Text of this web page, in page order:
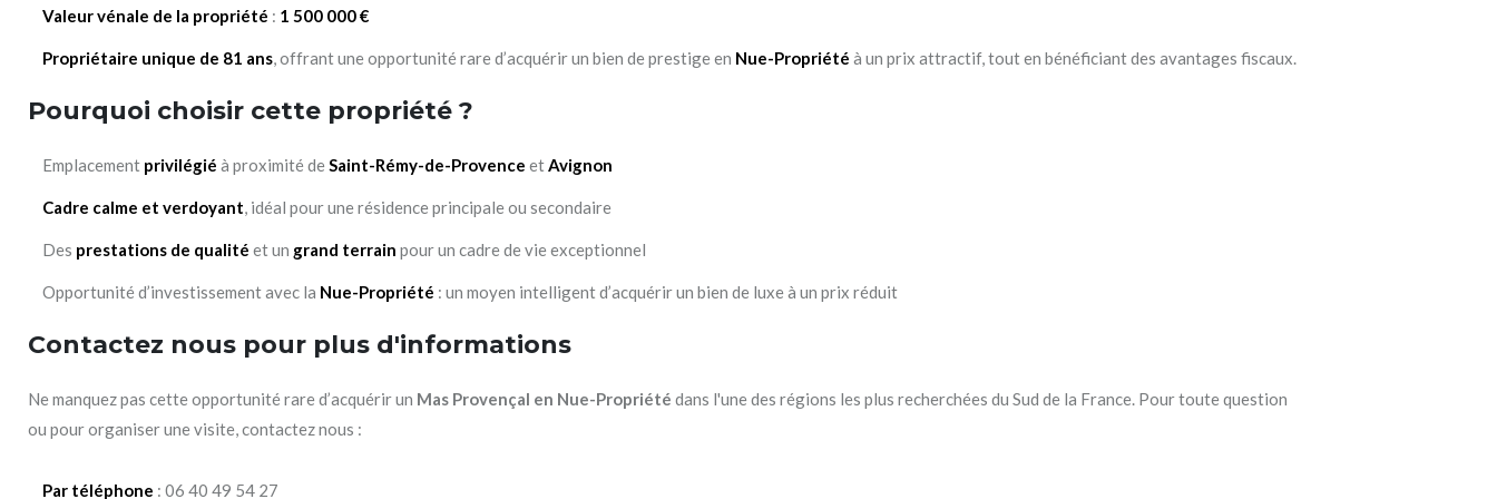
Valeur vénale de la propriété : 1 500 000 €
Propriétaire unique de 81 ans, offrant une opportunité rare d’acquérir un bien de prestige en Nue-Propriété à un prix attractif, tout en bénéficiant des avantages fiscaux.
Pourquoi choisir cette propriété ?
Emplacement privilégié à proximité deSaint-Rémy-de-Provence etAvignon
Cadre calme et verdoyant, idéal pour une résidence principale ou secondaire
Des prestations de qualité et un grand terrain pour un cadre de vie exceptionnel
Opportunité d’investissement avec la Nue-Propriété : un moyen intelligent d’acquérir un bien de luxe à un prix réduit
Contactez nous pour plus d'informations
Ne manquez pas cette opportunité rare d’acquérir un Mas Provençal en Nue-Propriété dans l'une des régions les plus recherchées du Sud de la France. Pour toute question
ou pour organiser une visite, contactez nous :
Par téléphone : 06 40 49 54 27